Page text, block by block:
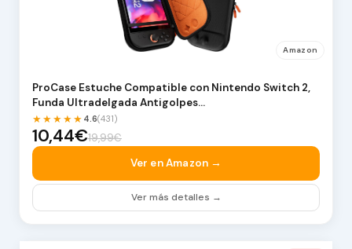
Amazon
ProCase Estuche Compatible con Nintendo Switch 2,
Funda Ultradelgada Antigolpes…
★★★★★ 4.6(431)
10,44€19,99€
Ver en Amazon →
Ver más detalles →